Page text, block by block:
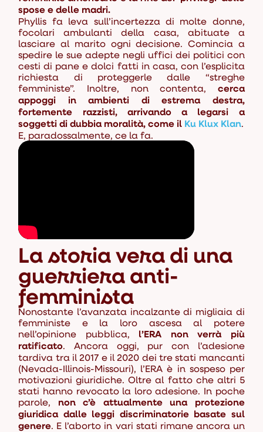
spose e delle madri.
Phyllis fa leva sull’incertezza di molte donne,
focolari ambulanti della casa, abituate a
lasciare al marito ogni decisione. Comincia a
spedire le sue adepte negli uffici dei politici con
cesti di pane e dolci fatti in casa, con l’esplicita
richiesta di proteggerle dalle “streghe
femministe”. Inoltre, non contenta, cerca
appoggi in ambienti di estrema destra,
fortemente razzisti, arrivando a legarsi a
soggetti di dubbia moralità, come il Ku Klux Klan.
E, paradossalmente, ce la fa.
La storia vera di una
guerriera anti-
femminista
Nonostante l’avanzata incalzante di migliaia di
femministe e la loro ascesa al potere
nell’opinione pubblica, l’ERA non verrà più
ratificato. Ancora oggi, pur con l’adesione
tardiva tra il 2017 e il 2020 dei tre stati mancanti
(Nevada-Illinois-Missouri), l’ERA è in sospeso per
motivazioni giuridiche. Oltre al fatto che altri 5
stati hanno revocato la loro adesione. In poche
parole, non c’è attualmente una protezione
giuridica dalle leggi discriminatorie basate sul
genere. E l’aborto in vari stati rimane ancora un